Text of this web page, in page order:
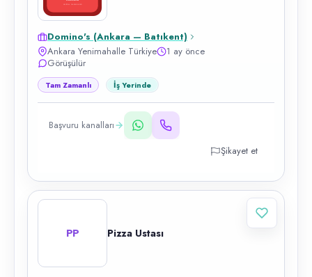
Domino's (Ankara — Batıkent)
Ankara Yenimahalle Türkiye
1 ay önce
Görüşülür
Tam Zamanlı İş Yerinde
Başvuru kanalları
Şikayet et
PP Pizza Ustası